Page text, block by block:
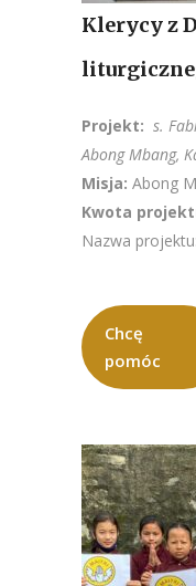
Klerycy z
Projekt: s.
Abong Mbang,
Misja: Abong
Kwota
Nazwa projektu:
Chcę
pomóc